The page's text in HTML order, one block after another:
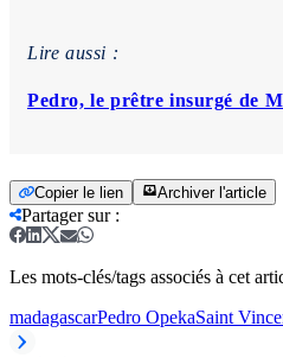
Lire aussi :
Pedro, le prêtre insurgé de
Copier le lien Archiver l'article
Partager sur:
Les mots-clés/tags associés à cet
madagascarPedro OpekaSaint